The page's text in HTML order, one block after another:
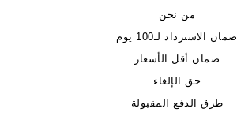
من نحن
ضمان الاسترداد لـ100 يوم
ضمان أقل الأسعار
حق الإلغاء
طرق الدفع المقبولة